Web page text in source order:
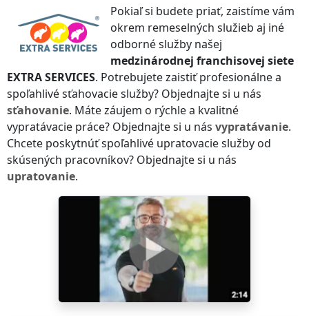
Pokiaľ si budete priať, zaistíme vám
okrem remeselných služieb aj iné
odborné služby našej
medzinárodnej franchisovej siete
EXTRA SERVICES. Potrebujete zaistiť profesionálne a
spoľahlivé sťahovacie služby? Objednajte si u nás
sťahovanie. Máte záujem o rýchle a kvalitné
vypratávacie práce? Objednajte si u nás vypratávanie.
Chcete poskytnúť spoľahlivé upratovacie služby od
skúsených pracovníkov? Objednajte si u nás
upratovanie.